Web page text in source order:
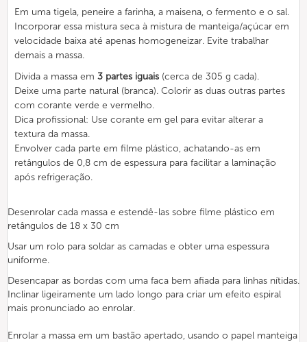
Em uma tigela, peneire a farinha, a maisena, o fermento e o sal.
Incorporar essa mistura seca à mistura de manteiga/açúcar em
velocidade baixa até apenas homogeneizar. Evite trabalhar
demais a massa.
Divida a massa em 3 partes iguais (cerca de 305 g cada).
Deixe uma parte natural (branca). Colorir as duas outras partes
com corante verde e vermelho.
Dica profissional: Use corante em gel para evitar alterar a
textura da massa.
Envolver cada parte em filme plástico, achatando-as em
retângulos de 0,8 cm de espessura para facilitar a laminação
após refrigeração.
Desenrolar cada massa e estendê-las sobre filme plástico em
retângulos de 18 x 30 cm
Usar um rolo para soldar as camadas e obter uma espessura
uniforme.
Desencapar as bordas com uma faca bem afiada para linhas nítidas.
Inclinar ligeiramente um lado longo para criar um efeito espiral
mais pronunciado ao enrolar.
Enrolar a massa em um bastão apertado, usando o papel manteiga